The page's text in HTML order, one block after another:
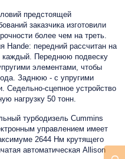
предстоящей
заказчика изготовили
более чем на треть.
Hande: передний рассчитан на
каждый. Переднюю подвеску
элементами, чтобы
Заднюю - с упругими
Седельно-сцепное устройство
нагрузку 50 тонн.
турбодизель Cummins
управлением имеет
2644 Нм крутящего
автоматическая Allison